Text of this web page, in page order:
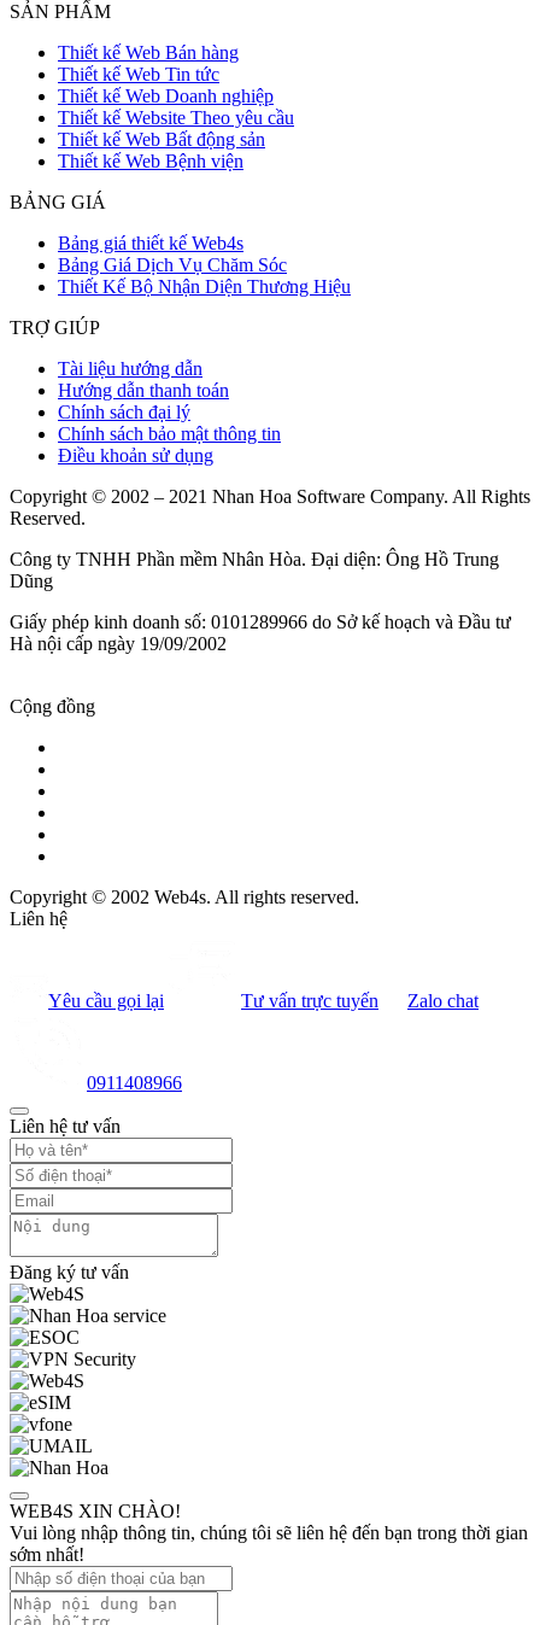
SẢN PHẨM
Thiết kế Web Bán hàng
Thiết kế Web Tin tức
Thiết kế Web Doanh nghiệp
Thiết kế Website Theo yêu cầu
Thiết kế Web Bất động sản
Thiết kế Web Bệnh viện
BẢNG GIÁ
Bảng giá thiết kế Web4s
Bảng Giá Dịch Vụ Chăm Sóc
Thiết Kế Bộ Nhận Diện Thương Hiệu
TRỢ GIÚP
Tài liệu hướng dẫn
Hướng dẫn thanh toán
Chính sách đại lý
Chính sách bảo mật thông tin
Điều khoản sử dụng
Copyright © 2002 – 2021 Nhan Hoa Software Company. All Rights
Reserved.
Công ty TNHH Phần mềm Nhân Hòa. Đại diện: Ông Hồ Trung
Dũng
Giấy phép kinh doanh số: 0101289966 do Sở kế hoạch và Đầu tư
Hà nội cấp ngày 19/09/2002
Cộng đồng
Copyright © 2002 Web4s. All rights reserved.
Liên hệ
Yêu cầu gọi lại Tư vấn trực tuyến Zalo chat
0911408966
Liên hệ tư vấn
Đăng ký tư vấn
WEB4S XIN CHÀO!
Vui lòng nhập thông tin, chúng tôi sẽ liên hệ đến bạn trong thời gian
sớm nhất!